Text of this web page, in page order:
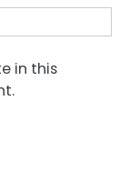
in this